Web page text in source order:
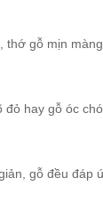
gỗ mịn
hay gỗ óc
gỗ đều